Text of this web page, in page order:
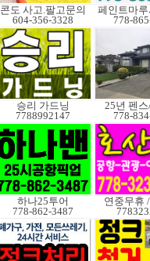
콘도 사고.팔고문의
604-356-3328
페인트마
778-
승리 가드닝
7788992147
25년 펜
778-
하나25투어
778-862-3487
연중무휴